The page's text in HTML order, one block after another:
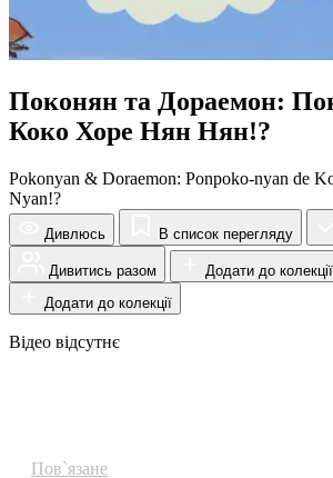
Поконян та Дораемон:
Коко Хоре Нян Нян!?
Pokonyan & Doraemon: Ponpoko-nyan de
Nyan!?
Дивлюсь В список перегляду
Дивитись разом
Додати до колекції
Додати до колекції
Відео відсутнє
Пов`язане